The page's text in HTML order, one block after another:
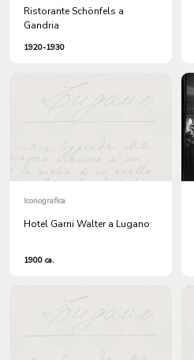
Ristorante Schönfels a
Gandria
1920-1930
Iconografica
Hotel Garni Walter a Lugano
1900 ca.